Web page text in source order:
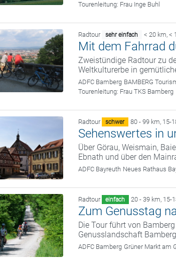
Tourenleitung: Frau Inge Buhl
Radtour sehr einfach < 20 km, <
Mit dem Fahrrad
Zweistündige Radtour zu
Weltkulturerbe in
ADFC Bamberg BAMBERG
Tourenleitung: Frau TKS Bamberg
Radtour schwer 80 - 99 km, 15-
Sehenswertes in
Über Görau, Weismain,
Ebnath und über den
ADFC Bayreuth Neues Rathaus
Radtour einfach 20 - 39 km, 15-
Zum Genusstag
Die Tour führt von
Genusslandschaft
ADFC Bamberg Grüner Markt am